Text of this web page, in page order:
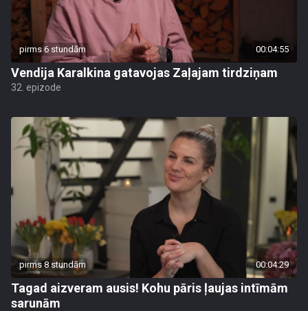
pirms 6 stundām 00:04:55
Vendija Karalkina gatavojas Zaļajam tirdziņam
32. epizode
pirms 8 stundām 00:04:29
Tagad aizveram ausis! Kohu pāris ļaujas intīmām
sarunām